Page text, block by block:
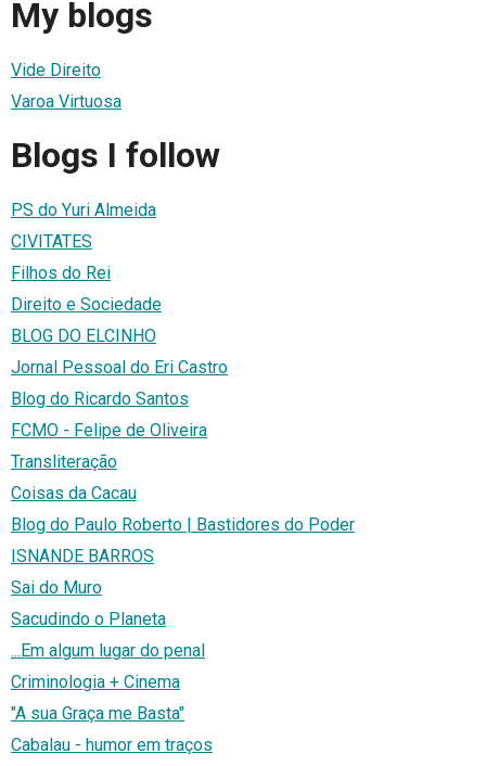
My blogs
Vide Direito
Varoa Virtuosa
Blogs I follow
PS do Yuri Almeida
CIVITATES
Filhos do Rei
Direito e Sociedade
BLOG DO ELCINHO
Jornal Pessoal do Eri Castro
Blog do Ricardo Santos
FCMO - Felipe de Oliveira
Transliteração
Coisas da Cacau
Blog do Paulo Roberto | Bastidores do Poder
ISNANDE BARROS
Sai do Muro
Sacudindo o Planeta
...Em algum lugar do penal
Criminologia + Cinema
"A sua Graça me Basta"
Cabalau - humor em traços